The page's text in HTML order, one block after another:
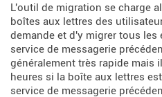
L'outil de migration se charge
boîtes aux lettres des
demande et d'y migrer tous
service de messagerie
généralement très rapide mais
heures si la boîte aux lettres
service de messagerie